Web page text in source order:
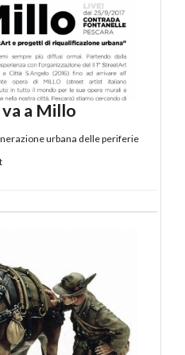
a Millo
urbana delle periferie